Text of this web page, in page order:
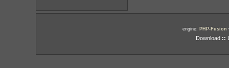
engine: PHP-Fusion
Download ::